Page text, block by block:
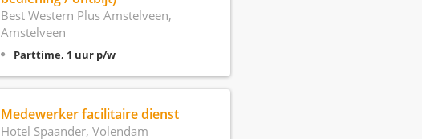
Best Western Plus Amstelveen,
Amstelveen
Parttime, 1 uur p/w
Medewerker facilitaire dienst
Hotel Spaander, Volendam